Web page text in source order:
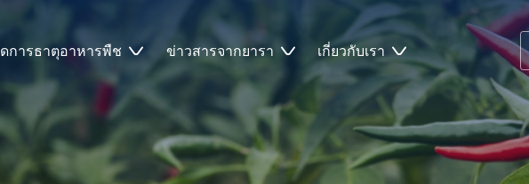
การธาตุอาหารพืช ข่าวสารจากยารา เกี่ยวกับเรา